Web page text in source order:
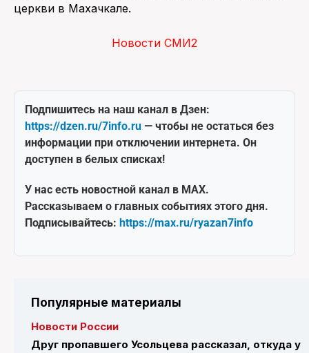
церкви в Махачкале.
Новости СМИ2
Подпишитесь на наш канал в Дзен:
https://dzen.ru/7info.ru — чтобы не остаться без
информации при отключении интернета. Он
доступен в белых списках!
У нас есть новостной канал в MAX.
Рассказываем о главных событиях этого дня.
Подписывайтесь: https://max.ru/ryazan7info
Популярные материалы
Новости России
Друг пропавшего Усольцева рассказал, откуда у